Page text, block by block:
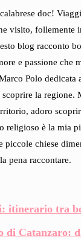
doc!
visito, follemente
blog racconto
e passione che
Polo dedicata
scoprire la regione.
adoro
religioso è la mia
piccole chiese
pena raccontare.
itinerario tra
di Catanzaro: